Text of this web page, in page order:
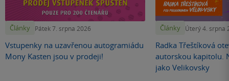
Články Pátek 7. srpna 2026
Vstupenky na uzavřenou autogramiádu
Mony Kasten jsou v prodeji!
Články Úterý 4. srpna
Radka Třeštíková
autorskou kapitolu.
jako Velikovsky